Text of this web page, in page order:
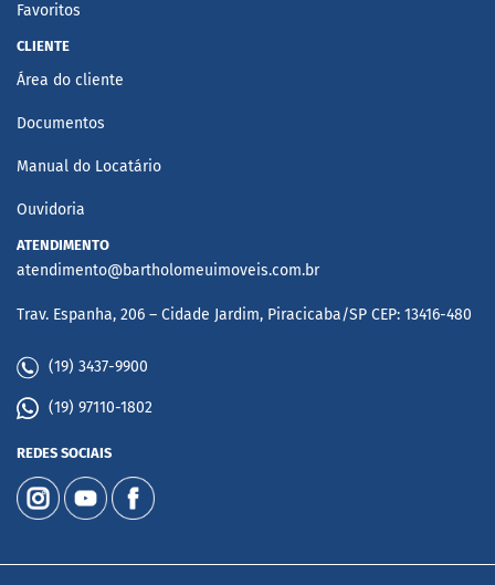
Favoritos
CLIENTE
Área do cliente
Documentos
Manual do Locatário
Ouvidoria
ATENDIMENTO
atendimento@bartholomeuimoveis.com.br
Trav. Espanha, 206 – Cidade Jardim, Piracicaba/SP CEP: 13416-480
(19) 3437-9900
(19) 97110-1802
REDES SOCIAIS